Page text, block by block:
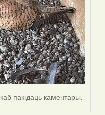
каб пакідаць каментары.